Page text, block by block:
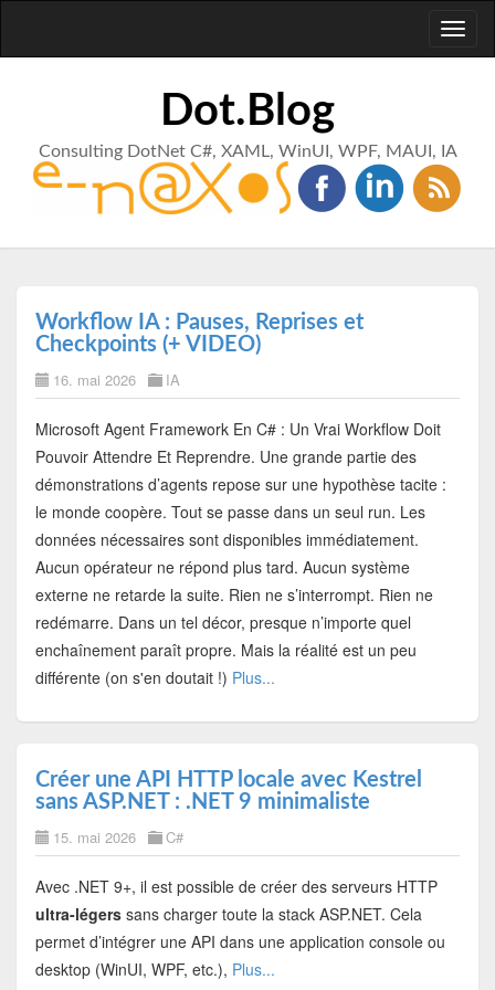
Dot.Blog
Consulting DotNet C#, XAML, WinUI, WPF, MAUI, IA
Workflow IA : Pauses, Reprises et
Checkpoints (+ VIDEO)
16. mai 2026 IA
Microsoft Agent Framework En C# : Un Vrai Workflow Doit
Pouvoir Attendre Et Reprendre. Une grande partie des
démonstrations d’agents repose sur une hypothèse tacite :
le monde coopère. Tout se passe dans un seul run. Les
données nécessaires sont disponibles immédiatement.
Aucun opérateur ne répond plus tard. Aucun système
externe ne retarde la suite. Rien ne s’interrompt. Rien ne
redémarre. Dans un tel décor, presque n’importe quel
enchaînement paraît propre. Mais la réalité est un peu
différente (on s'en doutait !) Plus...
Créer une API HTTP locale avec Kestrel
sans ASP.NET : .NET 9 minimaliste
15. mai 2026 C#
Avec .NET 9+, il est possible de créer des serveurs HTTP
ultra-légerssans charger toute la stack ASP.NET. Cela
permet d’intégrer une API dans une application console ou
desktop (WinUI, WPF, etc.), Plus...